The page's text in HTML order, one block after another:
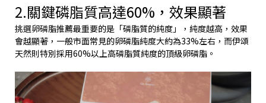
2.關鍵磷脂質高達60%，效果顯著
挑選卵磷脂推薦最重要的是「磷脂質的純度」，純度越高，效果
會越顯著，一般市面常見的卵磷脂純度大約為33%左右，而伊頌
天然則特別採用60%以上高磷脂質純度的頂級卵磷脂。